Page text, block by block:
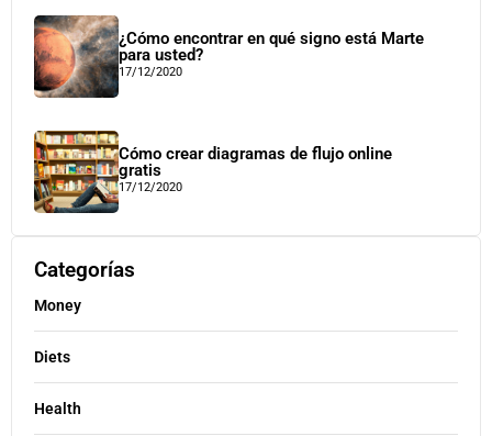
¿Cómo encontrar en qué signo está Marte
para usted?
17/12/2020
Cómo crear diagramas de flujo online
gratis
17/12/2020
Categorías
Money
Diets
Health